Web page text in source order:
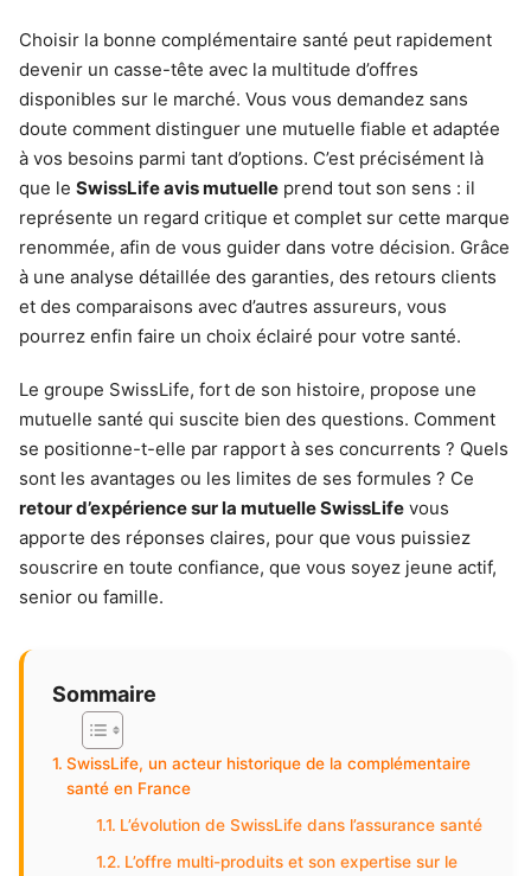
Choisir la bonne complémentaire santé peut rapidement
devenir un casse-tête avec la multitude d’offres
disponibles sur le marché. Vous vous demandez sans
doute comment distinguer une mutuelle fiable et adaptée
à vos besoins parmi tant d’options. C’est précisément là
que le SwissLife avis mutuelle prend tout son sens : il
représente un regard critique et complet sur cette marque
renommée, afin de vous guider dans votre décision. Grâce
à une analyse détaillée des garanties, des retours clients
et des comparaisons avec d’autres assureurs, vous
pourrez enfin faire un choix éclairé pour votre santé.
Le groupe SwissLife, fort de son histoire, propose une
mutuelle santé qui suscite bien des questions. Comment
se positionne-t-elle par rapport à ses concurrents ? Quels
sont les avantages ou les limites de ses formules ? Ce
retour d’expérience sur la mutuelle SwissLife vous
apporte des réponses claires, pour que vous puissiez
souscrire en toute confiance, que vous soyez jeune actif,
senior ou famille.
Sommaire
SwissLife, un acteur historique de la complémentaire
santé en France
L’évolution de SwissLife dans l’assurance santé
L’offre multi-produits et son expertise sur le